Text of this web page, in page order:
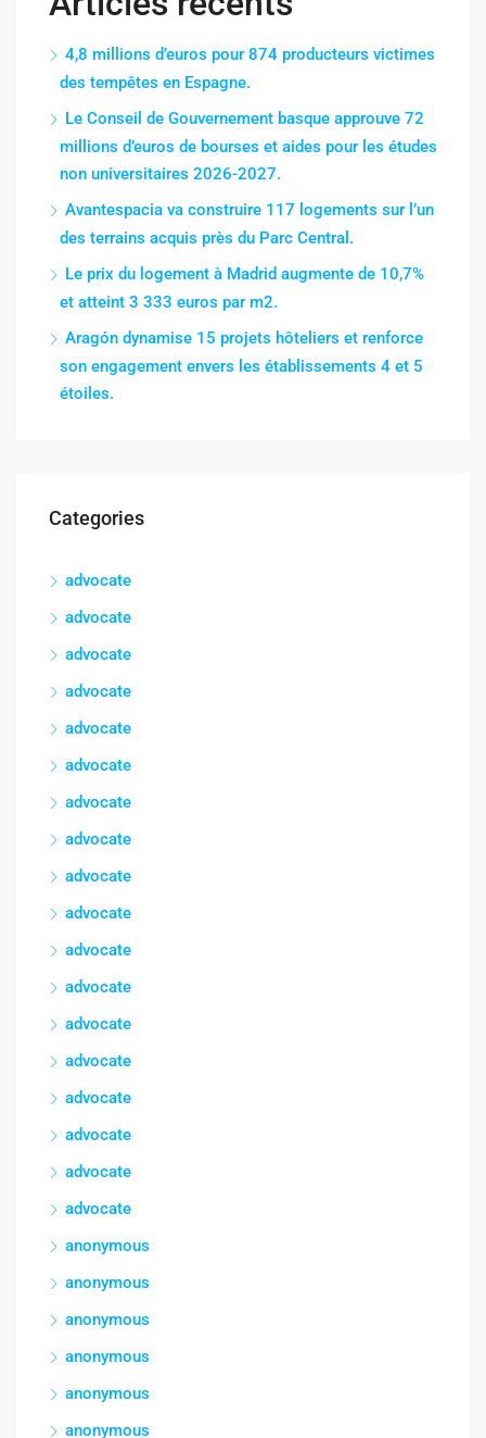
4,8 millions d’euros pour 874 producteurs victimes
des tempêtes en Espagne.
Le Conseil de Gouvernement basque approuve 72
millions d’euros de bourses et aides pour les études
non universitaires 2026-2027.
Avantespacia va construire 117 logements sur l’un
des terrains acquis près du Parc Central.
Le prix du logement à Madrid augmente de 10,7%
et atteint 3 333 euros par m2.
Aragón dynamise 15 projets hôteliers et renforce
son engagement envers les établissements 4 et 5
étoiles.
Categories
advocate
advocate
advocate
advocate
advocate
advocate
advocate
advocate
advocate
advocate
advocate
advocate
advocate
advocate
advocate
advocate
advocate
advocate
anonymous
anonymous
anonymous
anonymous
anonymous
anonymous